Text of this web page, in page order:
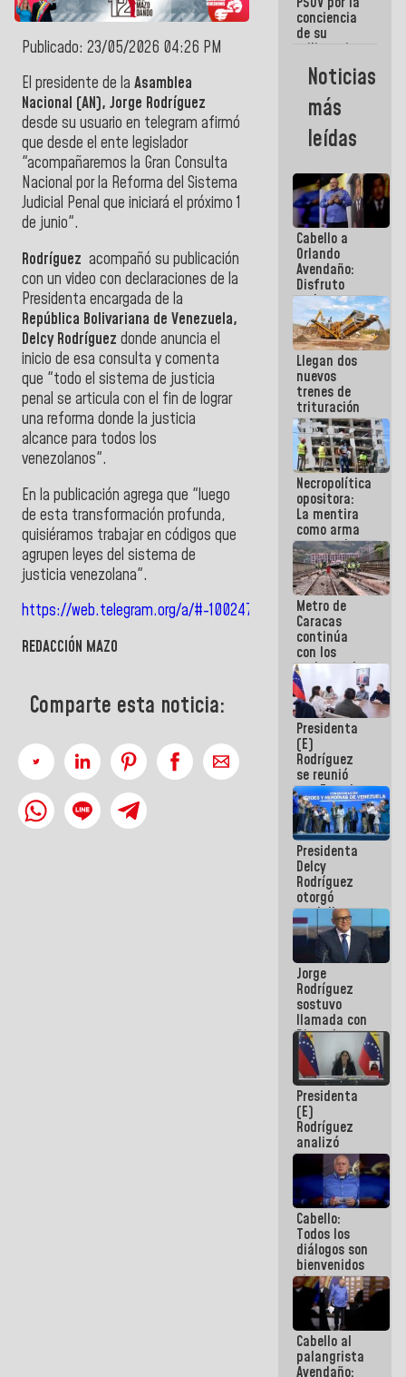
Publicado: 23/05/2026 04:26 PM
El presidente de la Asamblea
Nacional (AN), Jorge Rodríguez
desde su usuario en telegram afirmó
que desde el ente legislador
"acompañaremos la Gran Consulta
Nacional por la Reforma del Sistema
Judicial Penal que iniciará el próximo 1
de junio".
Rodríguez acompañó su publicación
con un video con declaraciones de la
Presidenta encargada de la
República Bolivariana de Venezuela,
Delcy Rodríguez donde anuncia el
inicio de esa consulta y comenta
que "todo el sistema de justicia
penal se articula con el fin de lograr
una reforma donde la justicia
alcance para todos los
venezolanos".
En la publicación agrega que "luego
de esta transformación profunda,
quisiéramos trabajar en códigos que
agrupen leyes del sistema de
justicia venezolana".
https://web.telegram.org/a/#-1002474861995
REDACCIÓN MAZO
Comparte esta noticia:
conciencia
de su
militancia
es la
organización
política más
sólida de
Venezuela
Noticias
más
leídas
Cabello a
Orlando
Avendaño:
Disfruto
cada vez
que escribes
porque lo
que haces
es
embarrarla
Llegan dos
nuevos
trenes de
trituración
para
optimizar
manejo de
escombros
en La Guaira
Necropolítica
opositora:
La mentira
como arma
contra el
Pueblo
Metro de
Caracas
continúa
con los
trabajos de
mantenimiento
e inspección
en la Línea 2
Presidenta
(E)
Rodríguez
se reunió
con Estado
Mayor
Eléctrico
para
abordar
planes de
acción
Presidenta
Delcy
Rodríguez
otorgó
medalla
"Héroe de
Venezuela"
a servidores
públicos
Jorge
Rodríguez
sostuvo
llamada con
Dinorah
Figuera y
acuerdan
primer
encuentro
presencial
para el
diálogo
Presidenta
(E)
Rodríguez
analizó
junto a
gobernadores
planes de
recuperación
del Sistema
Eléctrico
Nacional
Cabello:
Todos los
diálogos son
bienvenidos
siempre que
estén en el
marco de la
Constitución
de la
República
Cabello al
palangrista
Avendaño: